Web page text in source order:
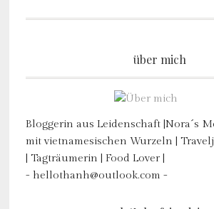
über mich
Bloggerin aus Leidenschaft |Nora´s
mit vietnamesischen Wurzeln |
| Tagträumerin | Food Lover |
- hellothanh@outlook.com -